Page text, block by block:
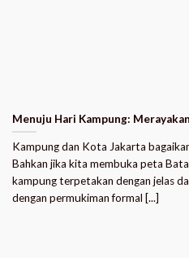
Menuju Hari Kampung:
Kampung dan Kota Jakarta
Bahkan jika kita membuka peta
kampung terpetakan dengan jelas
dengan permukiman formal [...]